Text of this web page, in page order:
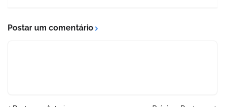
Postar um comentário